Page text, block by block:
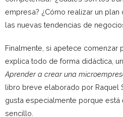
empresa? ¿Cómo realizar un plan
las nuevas tendencias de
Finalmente, si apetece comenzar
explica todo de forma didáctica,
Aprender a crear una
libro breve elaborado por Raquel
gusta especialmente porque está
sencillo.